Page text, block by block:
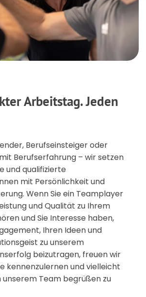
Arbeitstag. Jeden
Berufseinsteiger oder
Berufserfahrung – wir setzen
und qualifizierte
mit Persönlichkeit und
Wenn Sie ein Teamplayer
und Qualität zu Ihrem
und Sie Interesse haben,
Ihren Ideen und
zu unserem
beizutragen, freuen wir
kennenzulernen und vielleicht
unserem Team begrüßen zu